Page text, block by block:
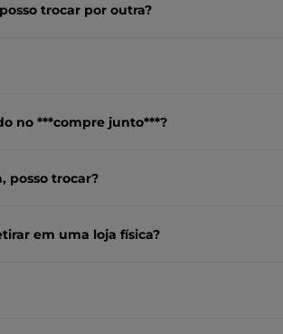
trocar por outra?
no ***compre junto***?
posso trocar?
em uma loja física?